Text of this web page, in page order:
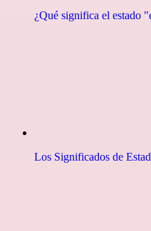
¿Qué significa el estado
Los Significados de